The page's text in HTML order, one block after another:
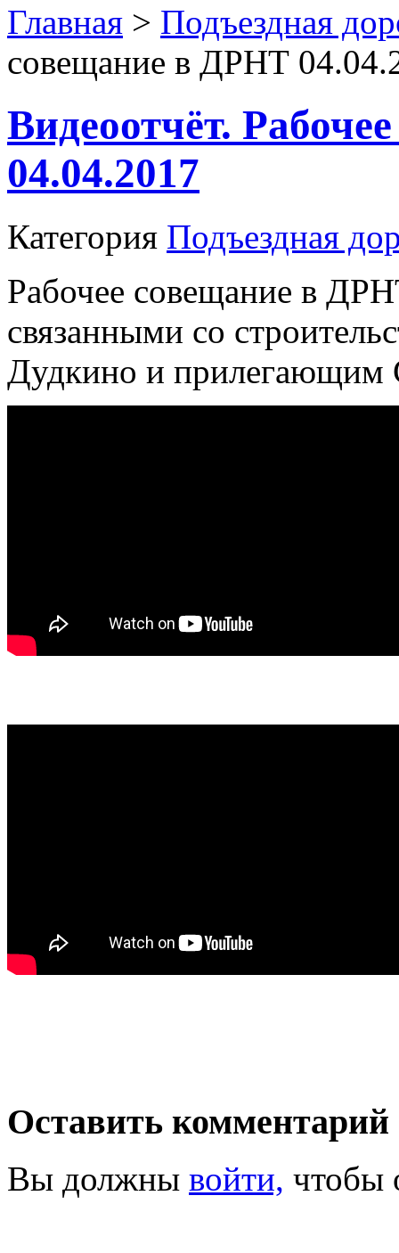
Главная > Подъездная
совещание в ДРНТ
Видеоотчёт.
04.04.2017
Категория Подъездная
Рабочее совещание в
связанными со
Дудкино и
Оставить комментарий
Вы должны войти, чтобы